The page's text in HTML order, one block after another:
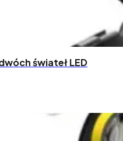
świateł LED